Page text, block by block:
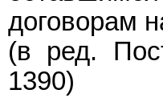
договорам
(в ред.
1390)